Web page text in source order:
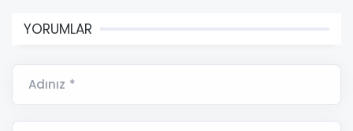
YORUMLAR
Adınız *